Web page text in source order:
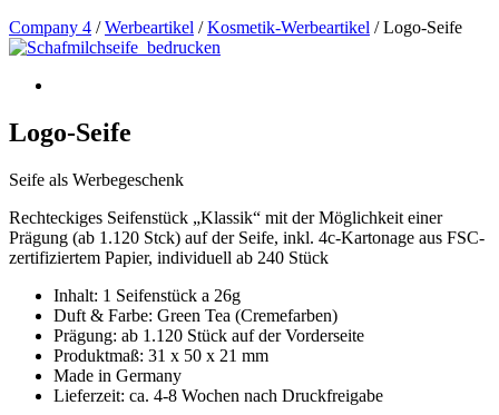
Company 4 / Werbeartikel / Kosmetik-Werbeartikel / Logo-Seife
Logo-Seife
Seife als Werbegeschenk
Rechteckiges Seifenstück „Klassik“ mit der Möglichkeit einer
Prägung (ab 1.120 Stck) auf der Seife, inkl. 4c-Kartonage aus FSC-
zertifiziertem Papier, individuell ab 240 Stück
Inhalt: 1 Seifenstück a 26g
Duft & Farbe: Green Tea (Cremefarben)
Prägung: ab 1.120 Stück auf der Vorderseite
Produktmaß: 31 x 50 x 21 mm
Made in Germany
Lieferzeit: ca. 4-8 Wochen nach Druckfreigabe